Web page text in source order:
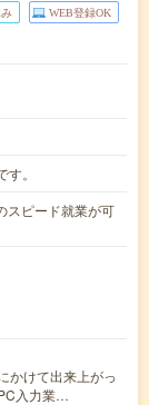
WEB登録OK
。
スピード就業が可
かけて出来上がっ
入力業…